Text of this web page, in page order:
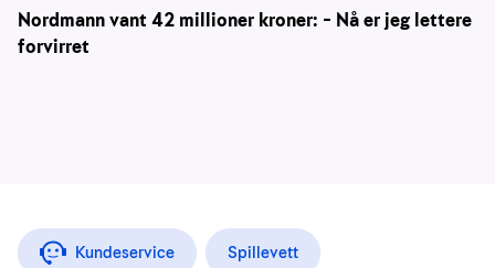
Nordmann vant 42 millioner kroner: – Nå er jeg lettere
forvirret
Kundeservice Spillevett